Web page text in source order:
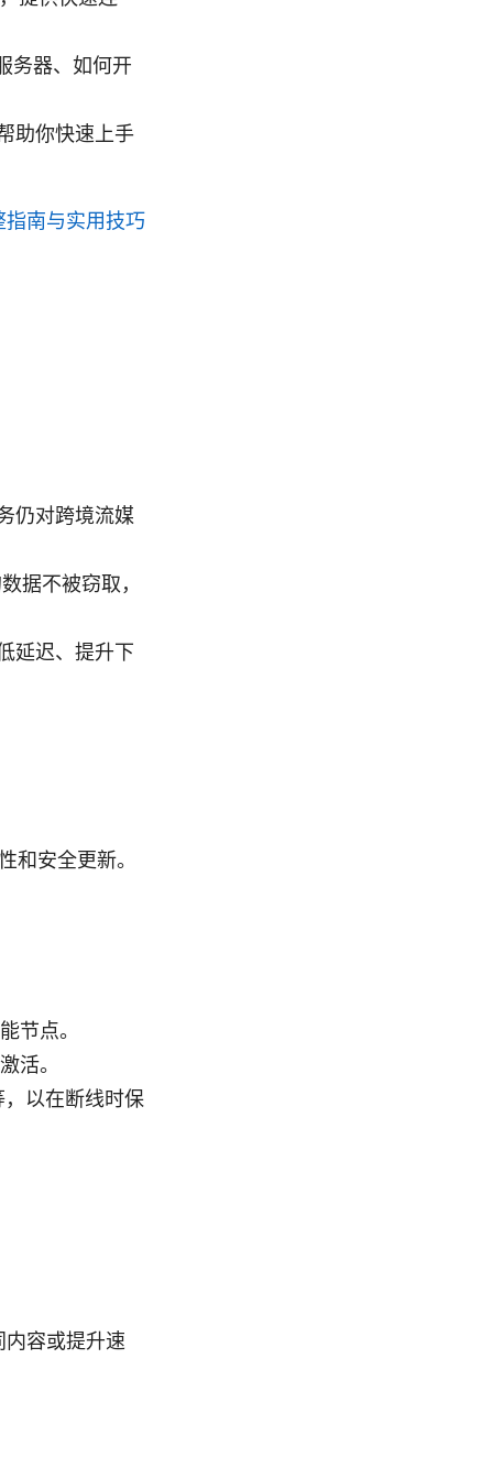
务器、如何开
助你快速上手
南与实用技巧
仍对跨境流媒
据不被窃取，
延迟、提升下
和安全更新。
节点。
活。
以在断线时保
容或提升速